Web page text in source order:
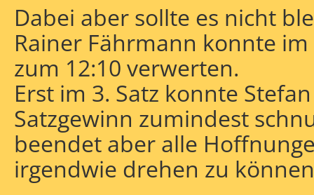
Dabei aber sollte es nicht
Rainer Fährmann konnte
zum 12:10 verwerten.
Erst im 3. Satz konnte
Satzgewinn zumindest
beendet aber alle
irgendwie drehen zu